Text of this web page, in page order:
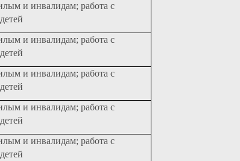
и инвалидам; работа с
и инвалидам; работа с
и инвалидам; работа с
и инвалидам; работа с
и инвалидам; работа с